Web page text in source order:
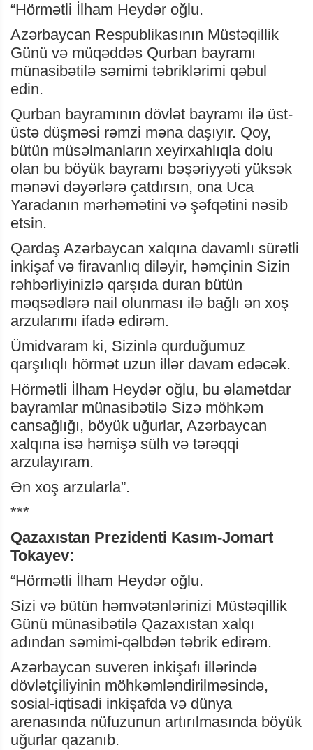
“Hörmətli İlham Heydər oğlu.
Azərbaycan Respublikasının Müstəqillik
Günü və müqəddəs Qurban bayramı
münasibətilə səmimi təbriklərimi qəbul
edin.
Qurban bayramının dövlət bayramı ilə üst-
üstə düşməsi rəmzi məna daşıyır. Qoy,
bütün müsəlmanların xeyirxahlıqla dolu
olan bu böyük bayramı bəşəriyyəti yüksək
mənəvi dəyərlərə çatdırsın, ona Uca
Yaradanın mərhəmətini və şəfqətini nəsib
etsin.
Qardaş Azərbaycan xalqına davamlı sürətli
inkişaf və firavanlıq diləyir, həmçinin Sizin
rəhbərliyinizlə qarşıda duran bütün
məqsədlərə nail olunması ilə bağlı ən xoş
arzularımı ifadə edirəm.
Ümidvaram ki, Sizinlə qurduğumuz
qarşılıqlı hörmət uzun illər davam edəcək.
Hörmətli İlham Heydər oğlu, bu əlamətdar
bayramlar münasibətilə Sizə möhkəm
cansağlığı, böyük uğurlar, Azərbaycan
xalqına isə həmişə sülh və tərəqqi
arzulayıram.
Ən xoş arzularla”.
***
Qazaxıstan Prezidenti Kasım-Jomart
Tokayev:
“Hörmətli İlham Heydər oğlu.
Sizi və bütün həmvətənlərinizi Müstəqillik
Günü münasibətilə Qazaxıstan xalqı
adından səmimi-qəlbdən təbrik edirəm.
Azərbaycan suveren inkişafı illərində
dövlətçiliyinin möhkəmləndirilməsində,
sosial-iqtisadi inkişafda və dünya
arenasında nüfuzunun artırılmasında böyük
uğurlar qazanıb.